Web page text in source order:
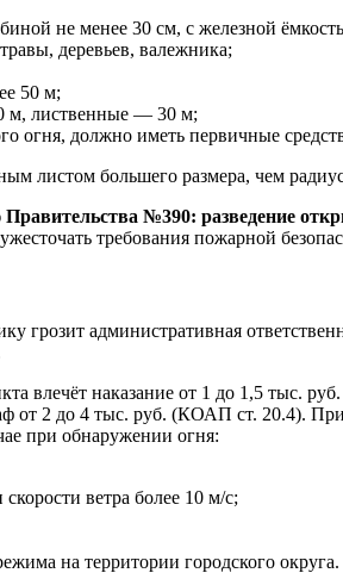
не менее 30 см, с железной
деревьев, валежника;
50 м;
м, лиственные — 30 м;
огня, должно иметь первичные
листом большего размера, чем
№390: разведение
требования пожарной
грозит административная
влечёт наказание от 1 до 1,5 тыс.
от 2 до 4 тыс. руб. (КОАП ст. 20.4).
при обнаружении огня:
ветра более 10 м/с;
на территории городского округа.